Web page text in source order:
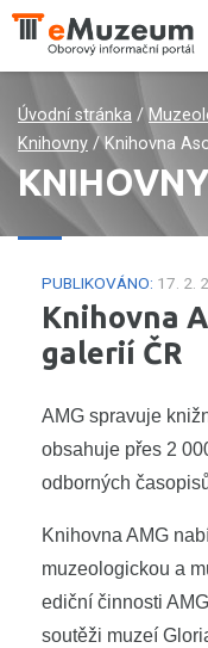
Úvodní stránka /
Knihovny /Knihovna
KNIHOVNY
PUBLIKOVÁNO: 17. 2.
Knihovna
galerií ČR
AMG spravuje
obsahuje přes 2
odborných
Knihovna AMG
muzeologickou a
ediční činnosti
soutěži muzeí